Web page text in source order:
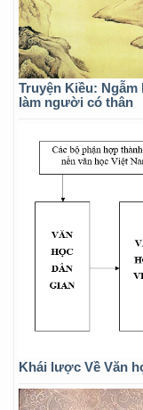
Truyện Kiều:
làm người có thân
Khái lược Về Văn